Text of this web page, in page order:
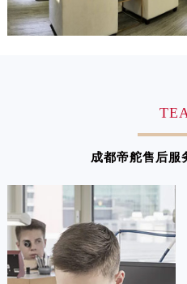
成都帝舵售后服